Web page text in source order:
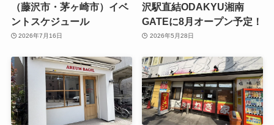
（藤沢市・茅ヶ崎市）イベ
ントスケジュール
2026年7月16日
沢駅直結ODAKYU湘南
GATEに8月オープン予定！
2026年5月28日